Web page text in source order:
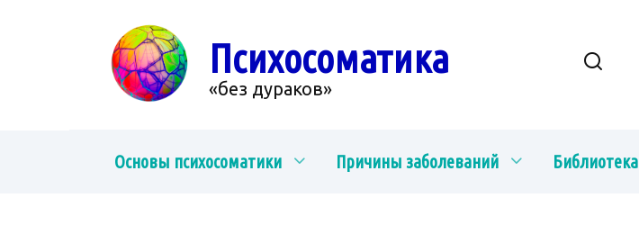
Психосоматика
«без дураков»
Основы психосоматики Причины заболеваний Библиотека